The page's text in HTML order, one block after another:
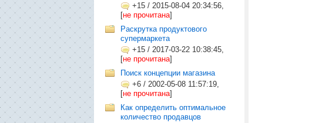
+15 / 2015-08-04 20:34:56,
[не прочитана]
Раскрутка продуктового
супермаркета
+15 / 2017-03-22 10:38:45,
[не прочитана]
Поиск концепции магазина
+6 / 2002-05-08 11:57:19,
[не прочитана]
Как определить оптимальное
количество продавцов